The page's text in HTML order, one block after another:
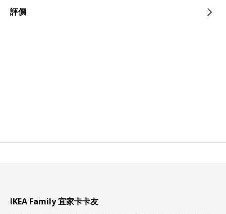
評價
IKEA Family 宜家卡卡友